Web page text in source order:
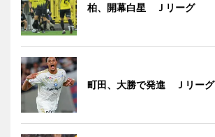
柏、開幕白星 Ｊリーグ
町田、大勝で発進 Ｊリーグ